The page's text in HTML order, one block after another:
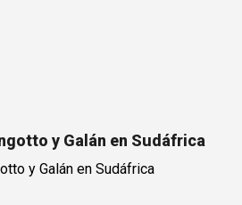
y Galán en Sudáfrica